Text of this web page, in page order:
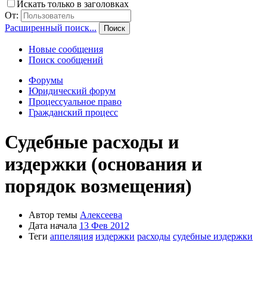
Искать только в заголовках
От:
Расширенный поиск...
Поиск
Новые сообщения
Поиск сообщений
Форумы
Юридический форум
Процессуальное право
Гражданский процесс
Судебные расходы и
издержки (основания и
порядок возмещения)
Автор темы Алексеева
Дата начала 13 Фев 2012
Теги аппеляция издержки расходы судебные издержки